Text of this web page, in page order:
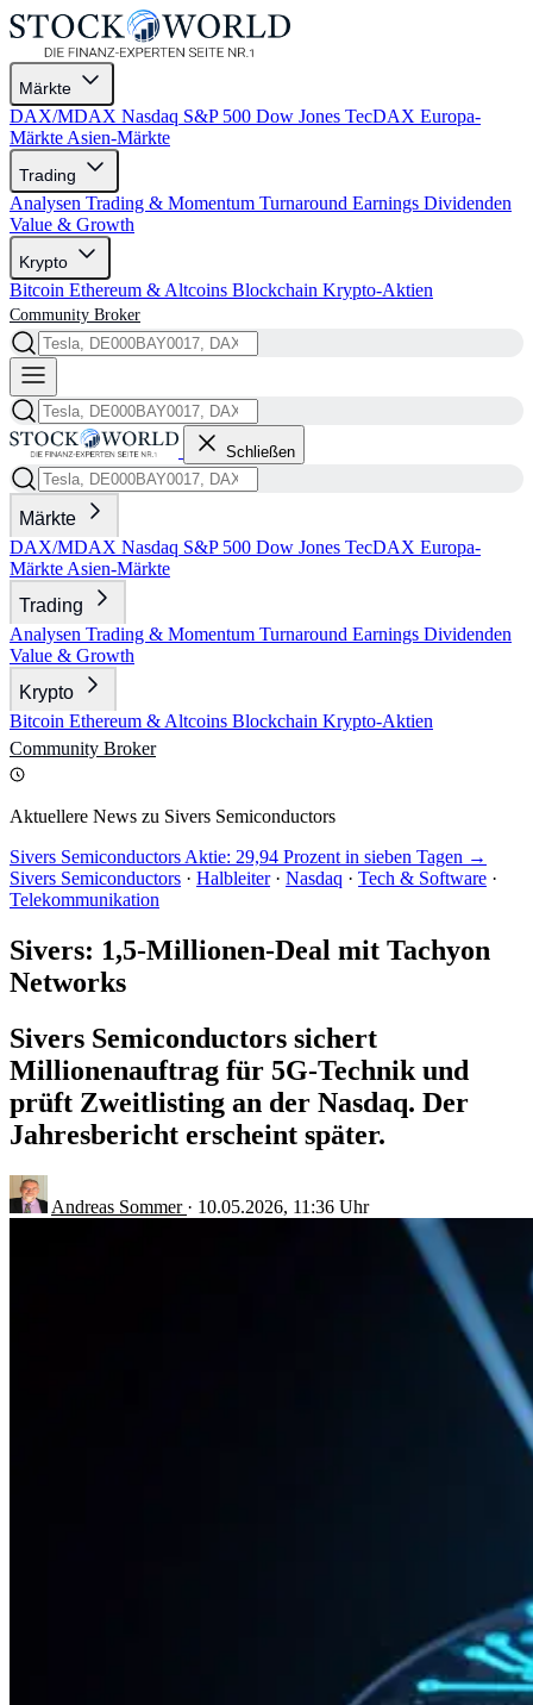
Märkte
DAX/MDAX Nasdaq S&P 500 Dow Jones TecDAX Europa-
Märkte Asien-Märkte
Trading
Analysen Trading & Momentum Turnaround Earnings Dividenden
Value & Growth
Krypto
Bitcoin Ethereum & Altcoins Blockchain Krypto-Aktien
Community Broker
Schließen
Märkte
DAX/MDAX Nasdaq S&P 500 Dow Jones TecDAX Europa-
Märkte Asien-Märkte
Trading
Analysen Trading & Momentum Turnaround Earnings Dividenden
Value & Growth
Krypto
Bitcoin Ethereum & Altcoins Blockchain Krypto-Aktien
Community Broker
Aktuellere News zu Sivers Semiconductors
Sivers Semiconductors Aktie: 29,94 Prozent in sieben Tagen →
Sivers Semiconductors · Halbleiter · Nasdaq · Tech & Software ·
Telekommunikation
Sivers: 1,5-Millionen-Deal mit Tachyon
Networks
Sivers Semiconductors sichert
Millionenauftrag für 5G-Technik und
prüft Zweitlisting an der Nasdaq. Der
Jahresbericht erscheint später.
Andreas Sommer · 10.05.2026, 11:36 Uhr